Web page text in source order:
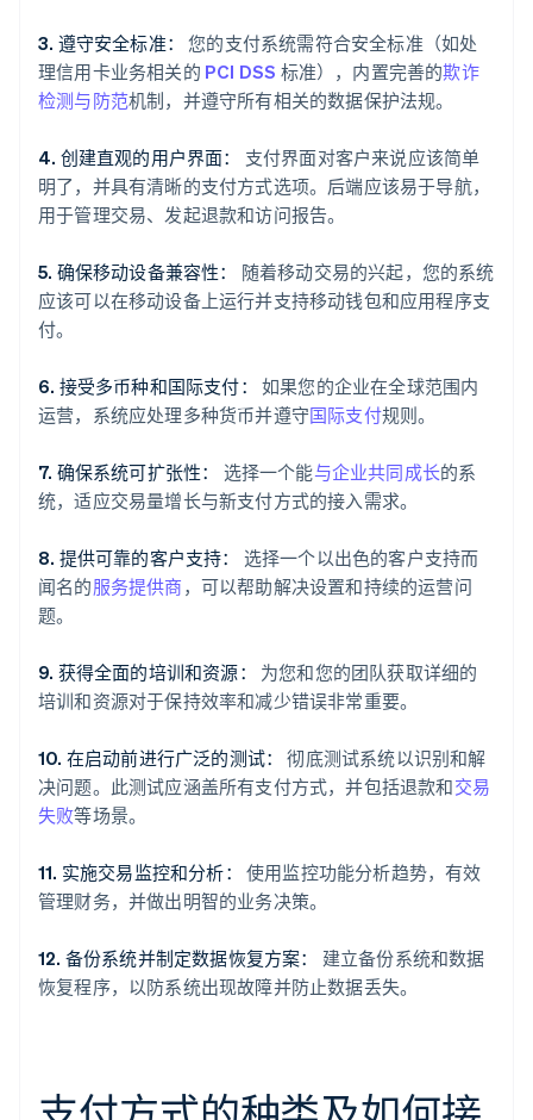
3. 遵守安全标准：
您的支付系统需符合安全标准（如处
理信用卡业务相关的 PCI DSS 标准），内置完善的欺诈
检测与防范机制，并遵守所有相关的数据保护法规。
4. 创建直观的用户界面：
支付界面对客户来说应该简单
明了，并具有清晰的支付方式选项。后端应该易于导航，
用于管理交易、发起退款和访问报告。
5. 确保移动设备兼容性：
随着移动交易的兴起，您的系统
应该可以在移动设备上运行并支持移动钱包和应用程序支
付。
6. 接受多币种和国际支付：
如果您的企业在全球范围内
运营，系统应处理多种货币并遵守国际支付规则。
7. 确保系统可扩张性： 选择一个能与企业共同成长的系
统，适应交易量增长与新支付方式的接入需求。
8. 提供可靠的客户支持：
选择一个以出色的客户支持而
闻名的服务提供商 ，可以帮助解决设置和持续的运营问
题。
9. 获得全面的培训和资源：
为您和您的团队获取详细的
培训和资源对于保持效率和减少错误非常重要。
10. 在启动前进行广泛的测试：
彻底测试系统以识别和解
决问题。此测试应涵盖所有支付方式，并包括退款和交易
失败等场景。
11. 实施交易监控和分析：
使用监控功能分析趋势，有效
管理财务，并做出明智的业务决策。
12. 备份系统并制定数据恢复方案：
建立备份系统和数据
恢复程序，以防系统出现故障并防止数据丢失。